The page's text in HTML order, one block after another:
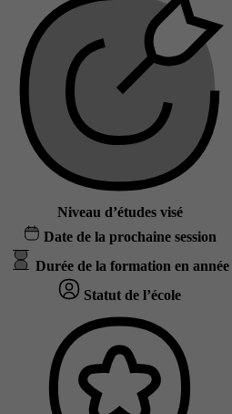
Niveau d’études visé
Date de la prochaine session
Durée de la formation en année
Statut de l’école